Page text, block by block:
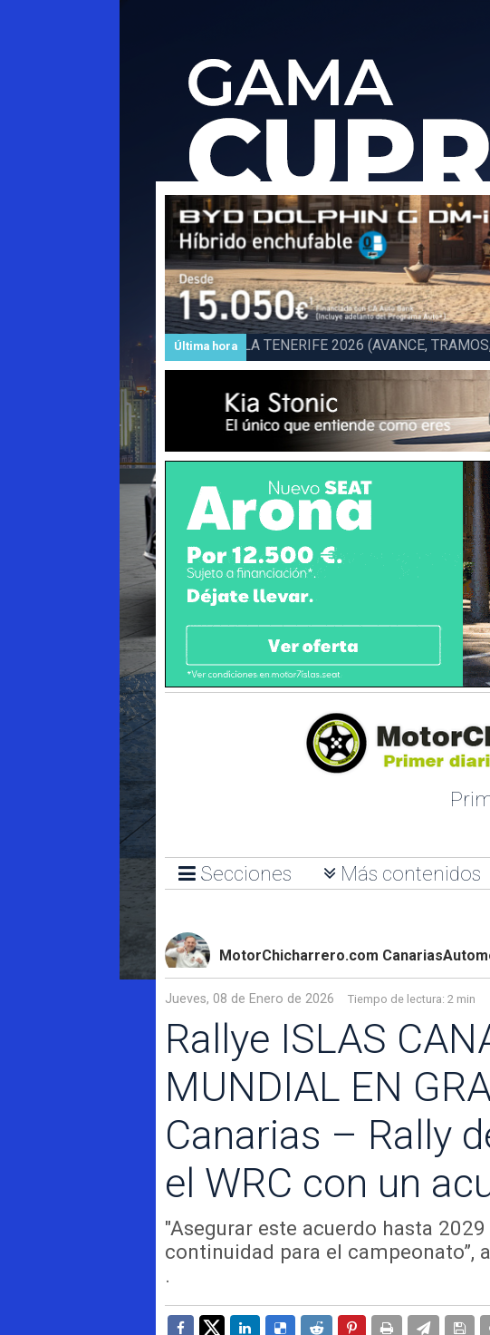
Última hora
Subida a BARLOVENTO 2026 LA
Barlovento
Secciones Más contenidos
MotorChicharrero.com
Jueves, 08 de Enero de 2026 Tiempo de lectura: 2 min
Rallye ISLAS
MUNDIAL EN
Canarias – Rally
el WRC con un
"Asegurar este acuerdo hasta
continuidad para el campeonato”,
.